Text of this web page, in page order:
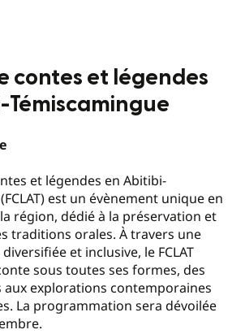
contes et légendes
et légendes en Abitibi-
est un évènement unique en
région, dédié à la préservation et
traditions orales. À travers une
et inclusive, le FCLAT
sous toutes ses formes, des
aux explorations contemporaines
La programmation sera dévoilée